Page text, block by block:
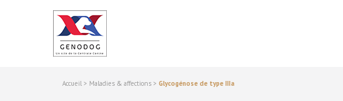
Accueil > Maladies & affections > Glycogénose de type IIIa